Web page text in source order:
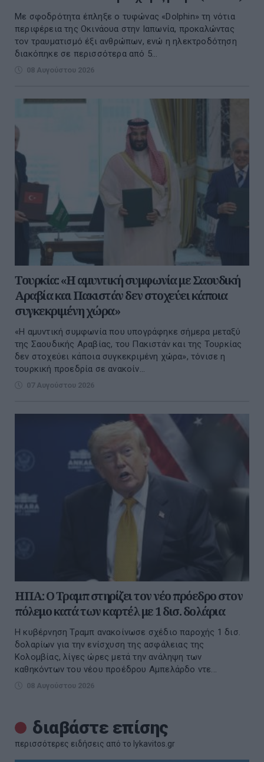
Με σφοδρότητα έπληξε ο τυφώνας «Dolphin» τη νότια
περιφέρεια της Οκινάουα στην Ιαπωνία, προκαλώντας
τον τραυματισμό έξι ανθρώπων, ενώ η ηλεκτροδότηση
διακόπηκε σε περισσότερα από 5...
08 Αυγούστου 2026
Τουρκία: «Η αμυντική συμφωνία με Σαουδική
Αραβία και Πακιστάν δεν στοχεύει κάποια
συγκεκριμένη χώρα»
«Η αμυντική συμφωνία που υπογράφηκε σήμερα μεταξύ
της Σαουδικής Αραβίας, του Πακιστάν και της Τουρκίας
δεν στοχεύει κάποια συγκεκριμένη χώρα», τόνισε η
τουρκική προεδρία σε ανακοίν...
07 Αυγούστου 2026
ΗΠΑ: Ο Τραμπ στηρίζει τον νέο πρόεδρο στον
πόλεμο κατά των καρτέλ με 1 δισ. δολάρια
Η κυβέρνηση Τραμπ ανακοίνωσε σχέδιο παροχής 1 δισ.
δολαρίων για την ενίσχυση της ασφάλειας της
Κολομβίας, λίγες ώρες μετά την ανάληψη των
καθηκόντων του νέου προέδρου Αμπελάρδο ντε...
08 Αυγούστου 2026
διαβάστε επίσης
περισσότερες ειδήσεις από το lykavitos.gr